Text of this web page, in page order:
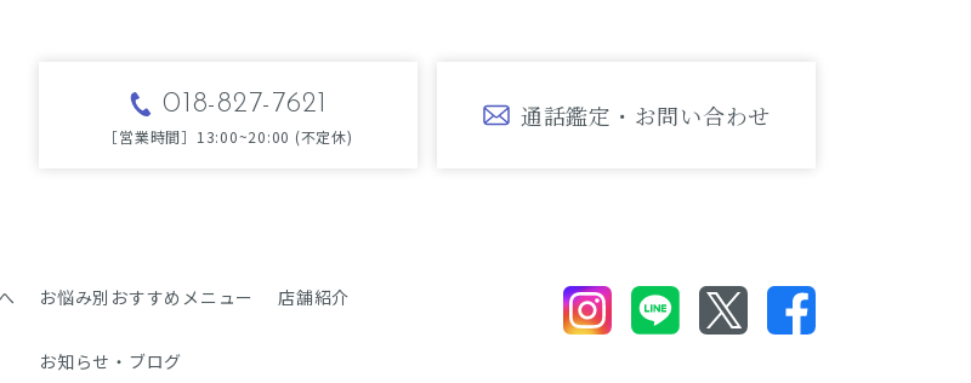
018-827-7621
［営業時間］13:00~20:00 (不定休)
通話鑑定・お問い合わせ
お悩み別おすすめメニュー
お知らせ・ブログ
店舗紹介